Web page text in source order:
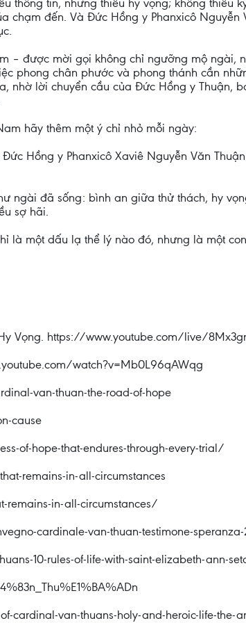
thông tin, nhưng thiếu hy vọng; không thiếu
chạm đến. Và Đức Hồng y Phanxicô
– được mời gọi không chỉ ngưỡng mộ ngài,
phong chân phước và phong thánh cần
nhờ lời chuyển cầu của Đức Hồng y Thuận,
hãy thêm một ý chỉ nhỏ mỗi ngày:
Hồng y Phanxicô Xaviê Nguyễn Văn
ngài đã sống: bình an giữa thử thách, hy
sợ hãi.
là một dấu lạ thể lý nào đó, nhưng là một
Vọng. https://www.youtube.com/live/
watch?v=Mb0L96qAWqg
van-thuan-the-road-of-hope
cause
of-hope-that-endures-through-every-trial/
remains-in-all-circumstances
in-all-circumstances/
cardinale-van-thuan-testimone-
10-rules-of-life-with-saint-elizabeth-ann-
van-thuans-holy-and-heroic-life-the-